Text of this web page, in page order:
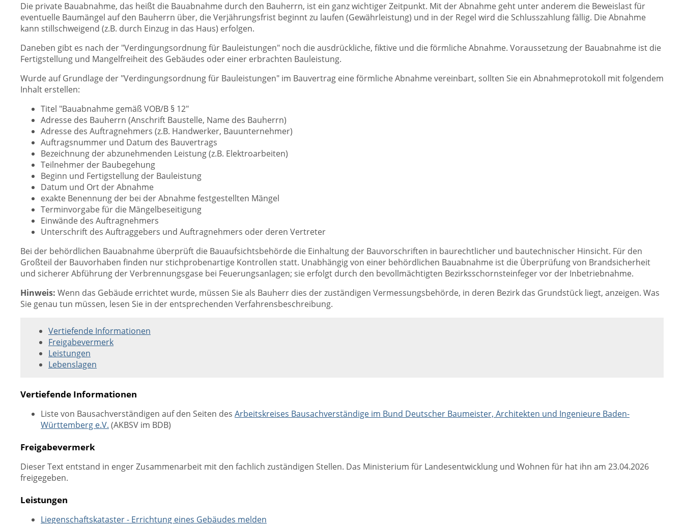
Die private Bauabnahme, das heißt die Bauabnahme durch den Bauherrn, ist ein ganz wichtiger Zeitpunkt. Mit der Abnahme geht unter anderem die Beweislast für
eventuelle Baumängel auf den Bauherrn über, die Verjährungsfrist beginnt zu laufen (Gewährleistung) und in der Regel wird die Schlusszahlung fällig. Die Abnahme
kann stillschweigend (z.B. durch Einzug in das Haus) erfolgen.
Daneben gibt es nach der "Verdingungsordnung für Bauleistungen" noch die ausdrückliche, fiktive und die förmliche Abnahme. Voraussetzung der Bauabnahme ist die
Fertigstellung und Mangelfreiheit des Gebäudes oder einer erbrachten Bauleistung.
Wurde auf Grundlage der "Verdingungsordnung für Bauleistungen" im Bauvertrag eine förmliche Abnahme vereinbart, sollten Sie ein Abnahmeprotokoll mit folgendem
Inhalt erstellen:
Titel "Bauabnahme gemäß VOB/B § 12"
Adresse des Bauherrn (Anschrift Baustelle, Name des Bauherrn)
Adresse des Auftragnehmers (z.B. Handwerker, Bauunternehmer)
Auftragsnummer und Datum des Bauvertrags
Bezeichnung der abzunehmenden Leistung (z.B. Elektroarbeiten)
Teilnehmer der Baubegehung
Beginn und Fertigstellung der Bauleistung
Datum und Ort der Abnahme
exakte Benennung der bei der Abnahme festgestellten Mängel
Terminvorgabe für die Mängelbeseitigung
Einwände des Auftragnehmers
Unterschrift des Auftraggebers und Auftragnehmers oder deren Vertreter
Bei der behördlichen Bauabnahme überprüft die Bauaufsichtsbehörde die Einhaltung der Bauvorschriften in baurechtlicher und bautechnischer Hinsicht. Für den
Großteil der Bauvorhaben finden nur stichprobenartige Kontrollen statt. Unabhängig von einer behördlichen Bauabnahme ist die Überprüfung von Brandsicherheit
und sicherer Abführung der Verbrennungsgase bei Feuerungsanlagen; sie erfolgt durch den bevollmächtigten Bezirksschornsteinfeger vor der Inbetriebnahme.
Hinweis: Wenn das Gebäude errichtet wurde, müssen Sie als Bauherr dies der zuständigen Vermessungsbehörde, in deren Bezirk das Grundstück liegt, anzeigen. Was
Sie genau tun müssen, lesen Sie in der entsprechenden Verfahrensbeschreibung.
Vertiefende Informationen
Freigabevermerk
Leistungen
Lebenslagen
Vertiefende Informationen
Liste von Bausachverständigen auf den Seiten des Arbeitskreises Bausachverständige im Bund Deutscher Baumeister, Architekten und Ingenieure Baden-
Württemberg e.V. (AKBSV im BDB)
Freigabevermerk
Dieser Text entstand in enger Zusammenarbeit mit den fachlich zuständigen Stellen. Das Ministerium für Landesentwicklung und Wohnen für hat ihn am 23.04.2026
freigegeben.
Leistungen
Liegenschaftskataster - Errichtung eines Gebäudes melden